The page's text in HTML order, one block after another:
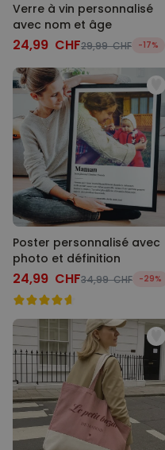
Verre à vin personnalisé
avec nom et âge
24,99 CHF29,99 CHF -17%
Poster personnalisé avec
photo et définition
24,99 CHF34,99 CHF -29%